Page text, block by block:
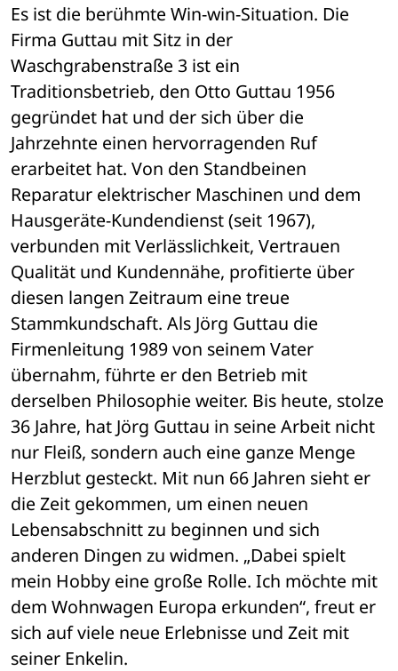
Es ist die berühmte Win-win-Situation. Die
Firma Guttau mit Sitz in der
Waschgrabenstraße 3 ist ein
Traditionsbetrieb, den Otto Guttau 1956
gegründet hat und der sich über die
Jahrzehnte einen hervorragenden Ruf
erarbeitet hat. Von den Standbeinen
Reparatur elektrischer Maschinen und dem
Hausgeräte-Kundendienst (seit 1967),
verbunden mit Verlässlichkeit, Vertrauen
Qualität und Kundennähe, profitierte über
diesen langen Zeitraum eine treue
Stammkundschaft. Als Jörg Guttau die
Firmenleitung 1989 von seinem Vater
übernahm, führte er den Betrieb mit
derselben Philosophie weiter. Bis heute, stolze
36 Jahre, hat Jörg Guttau in seine Arbeit nicht
nur Fleiß, sondern auch eine ganze Menge
Herzblut gesteckt. Mit nun 66 Jahren sieht er
die Zeit gekommen, um einen neuen
Lebensabschnitt zu beginnen und sich
anderen Dingen zu widmen. „Dabei spielt
mein Hobby eine große Rolle. Ich möchte mit
dem Wohnwagen Europa erkunden“, freut er
sich auf viele neue Erlebnisse und Zeit mit
seiner Enkelin.